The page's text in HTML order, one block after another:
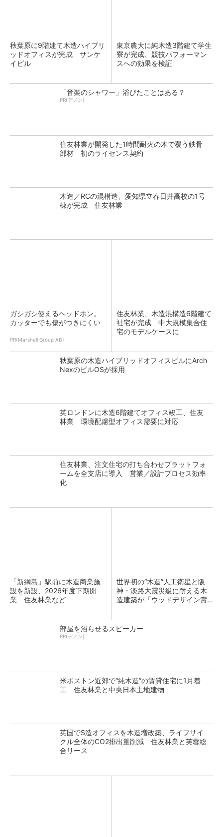
秋葉原に9階建て木造ハイブリ
ッドオフィスが完成 サンケ
イビル
東京農大に純木造3階建て学生
寮が完成、競技パフォーマン
スへの効果を検証
「音楽のシャワー」浴びたことはある？
PR(デノン)
住友林業が開発した1時間耐火の木で覆う鉄骨
部材 初のライセンス契約
木造／RCの混構造、愛知県立春日井高校の1号
棟が完成 住友林業
ガシガシ使えるヘッドホン。
カッターでも傷がつきにくい
PR(Marshall Group AB)
住友林業、木造混構造6階建て
社宅が完成 中大規模集合住
宅のモデルケースに
秋葉原の木造ハイブリッドオフィスビルにArch
NexのビルOSが採用
英ロンドンに木造6階建てオフィス竣工、住友
林業 環境配慮型オフィス需要に対応
住友林業、注文住宅の打ち合わせプラットフォ
ームを全支店に導入 営業／設計プロセス効率
化
「新綱島」駅前に木造商業施
設を新設、2026年度下期開
業 住友林業など
世界初の“木造”人工衛星と阪
神・淡路大震災級に耐える木
造建築が「ウッドデザイン賞2
部屋を沼らせるスピーカー
PR(デノン)
米ボストン近郊で“純木造”の賃貸住宅に1月着
工 住友林業と中央日本土地建物
英国でS造オフィスを木造増改築、ライフサイ
クル全体のCO2排出量削減 住友林業と芙蓉総
合リース